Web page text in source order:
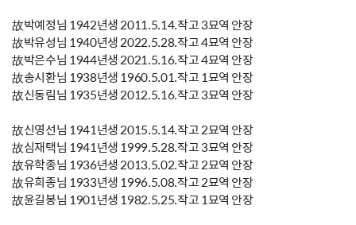
故박예정님 1942년생 2011.5.14.작고 3묘역 안장
故박유성님 1940년생 2022.5.28.작고 4묘역 안장
故박은수님 1944년생 2021.5.16.작고 4묘역 안장
故송시환님 1938년생 1960.5.01.작고 1묘역 안장
故신동림님 1935년생 2012.5.16.작고 3묘역 안장
故신영선님 1941년생 2015.5.14.작고 2묘역 안장
故심재택님 1941년생 1999.5.28.작고 3묘역 안장
故유학종님 1936년생 2013.5.02.작고 2묘역 안장
故유희종님 1933년생 1996.5.08.작고 2묘역 안장
故윤길봉님 1901년생 1982.5.25.작고 1묘역 안장